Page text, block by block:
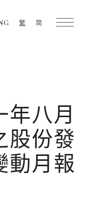
繁 简
年八月
股份發
動月報